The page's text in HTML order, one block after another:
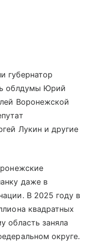
губернатор
облдумы Юрий
Воронежской
Лукин и другие
даже в
В 2025 году в
квадратных
область заняла
округе.